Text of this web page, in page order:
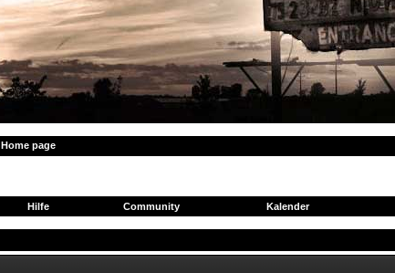
Home page
Hilfe Community Kalender